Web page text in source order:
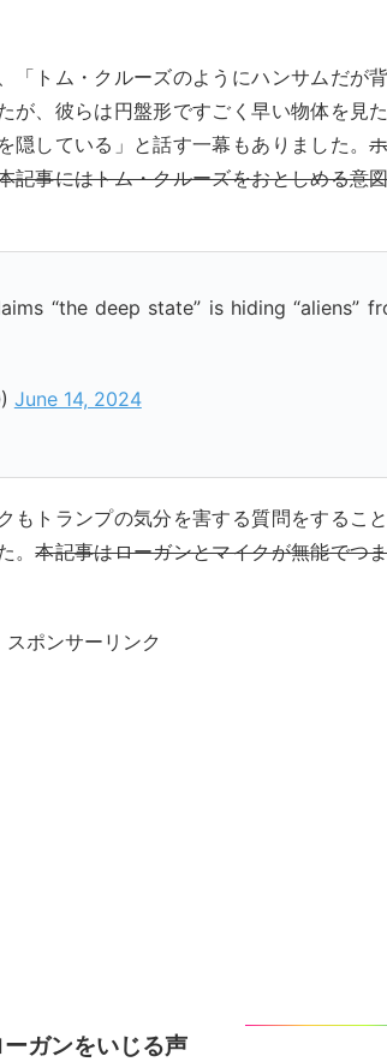
「トム・クルーズのようにハンサムだが
が、彼らは円盤形ですごく早い物体を見
隠している」と話す一幕もありました。
記事にはトム・クルーズをおとしめる意
“the deep state” is hiding “aliens”
June 14, 2024
もトランプの気分を害する質問をするこ
。本記事はローガンとマイクが無能でつ
スポンサーリンク
ーガンをいじる声